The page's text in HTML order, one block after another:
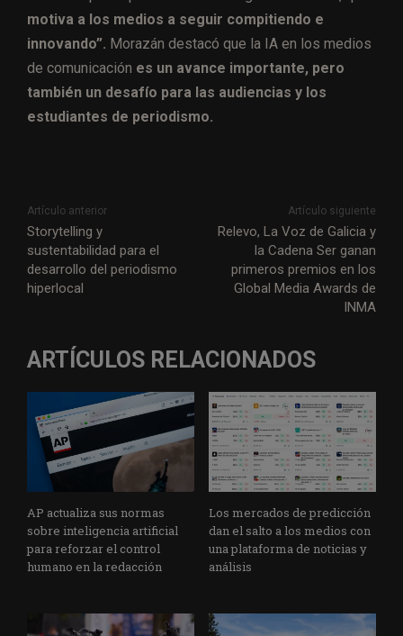
motiva a los medios a seguir compitiendo e
innovando”. Morazán destacó que la IA en los medios
de comunicación es un avance importante, pero
también un desafío para las audiencias y los
estudiantes de periodismo.
Artículo anterior
Storytelling y
sustentabilidad para el
desarrollo del periodismo
hiperlocal
Artículo siguiente
Relevo, La Voz de Galicia y
la Cadena Ser ganan
primeros premios en los
Global Media Awards de
INMA
ARTÍCULOS RELACIONADOS
AP actualiza sus normas
sobre inteligencia artificial
para reforzar el control
humano en la redacción
Los mercados de predicción
dan el salto a los medios con
una plataforma de noticias y
análisis